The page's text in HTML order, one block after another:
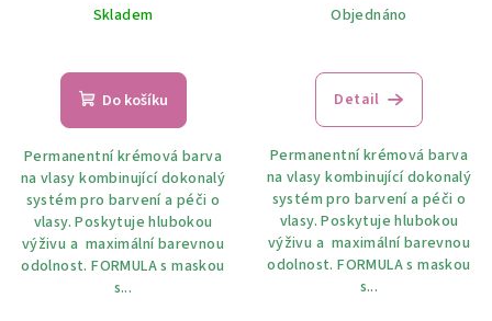
Skladem
Do košíku
Permanentní krémová barva
na vlasy kombinující dokonalý
systém pro barvení a péči o
vlasy. Poskytuje hlubokou
výživu a maximální barevnou
odolnost. FORMULA s maskou
s...
Objednáno
Detail
Permanentní krémová barva
na vlasy kombinující dokonalý
systém pro barvení a péči o
vlasy. Poskytuje hlubokou
výživu a maximální barevnou
odolnost. FORMULA s maskou
s...